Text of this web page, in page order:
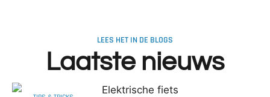
LEES HET IN DE BLOGS
Laatste nieuws